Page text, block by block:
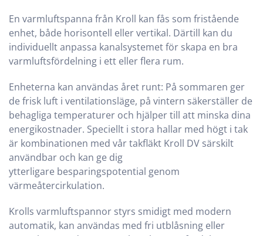
En varmluftspanna från Kroll kan fås som fristående
enhet, både horisontell eller vertikal. Därtill kan du
individuellt anpassa kanalsystemet för skapa en bra
varmluftsfördelning i ett eller flera rum.
Enheterna kan användas året runt: På sommaren ger
de frisk luft i ventilationsläge, på vintern säkerställer de
behagliga temperaturer och hjälper till att minska dina
energikostnader. Speciellt i stora hallar med högt i tak
är kombinationen med vår takfläkt Kroll DV särskilt
användbar och kan ge dig
ytterligare besparingspotential genom
värmeåtercirkulation.
Krolls varmluftspannor styrs smidigt med modern
automatik, kan användas med fri utblåsning eller